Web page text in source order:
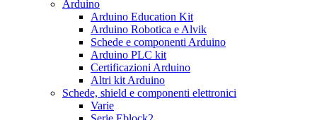
Arduino
Arduino Education Kit
Arduino Robotica e Alvik
Schede e componenti Arduino
Arduino PLC kit
Certificazioni Arduino
Altri kit Arduino
Schede, shield e componenti elettronici
Varie